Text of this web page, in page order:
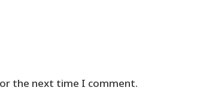
the next time I comment.